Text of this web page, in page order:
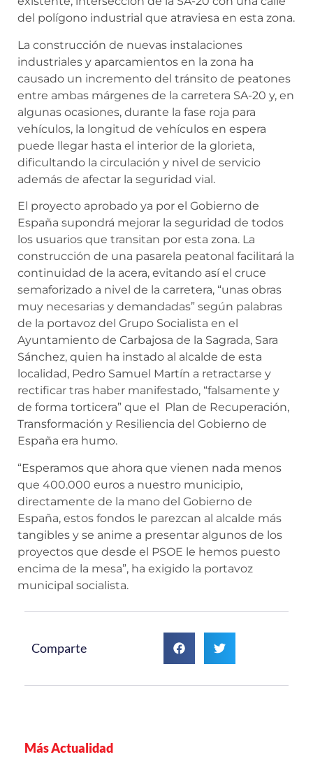
del polígono industrial que atraviesa en esta zona.
La construcción de nuevas instalaciones
industriales y aparcamientos en la zona ha
causado un incremento del tránsito de peatones
entre ambas márgenes de la carretera SA-20 y, en
algunas ocasiones, durante la fase roja para
vehículos, la longitud de vehículos en espera
puede llegar hasta el interior de la glorieta,
dificultando la circulación y nivel de servicio
además de afectar la seguridad vial.
El proyecto aprobado ya por el Gobierno de
España supondrá mejorar la seguridad de todos
los usuarios que transitan por esta zona. La
construcción de una pasarela peatonal facilitará la
continuidad de la acera, evitando así el cruce
semaforizado a nivel de la carretera, “unas obras
muy necesarias y demandadas” según palabras
de la portavoz del Grupo Socialista en el
Ayuntamiento de Carbajosa de la Sagrada, Sara
Sánchez, quien ha instado al alcalde de esta
localidad, Pedro Samuel Martín a retractarse y
rectificar tras haber manifestado, “falsamente y
de forma torticera” que el Plan de Recuperación,
Transformación y Resiliencia del Gobierno de
España era humo.
“Esperamos que ahora que vienen nada menos
que 400.000 euros a nuestro municipio,
directamente de la mano del Gobierno de
España, estos fondos le parezcan al alcalde más
tangibles y se anime a presentar algunos de los
proyectos que desde el PSOE le hemos puesto
encima de la mesa”, ha exigido la portavoz
municipal socialista.
Comparte
Más Actualidad